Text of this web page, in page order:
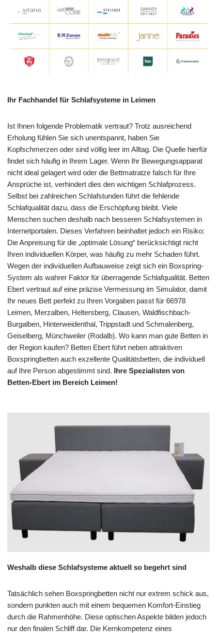
Ihr Fachhandel für Schlafsysteme in Leimen
Ist Ihnen folgende Problematik vertraut? Trotz ausreichend
Erholung fühlen Sie sich unentspannt, haben Sie
Kopfschmerzen oder sind völlig leer im Alltag. Die Quelle hierfür
findet sich häufig in Ihrem Lager. Wenn Ihr Bewegungsapparat
nicht ideal gelagert wird oder die Bettmatratze falsch für Ihre
Ansprüche ist, verhindert dies den wichtigen Schlafprozess.
Selbst bei zahlreichen Schlafstunden führt die fehlende
Schlafqualität dazu, dass die Erschöpfung bleibt. Viele
Menschen suchen deshalb nach besseren Schlafsystemen in
Internetportalen. Dieses Verfahren beinhaltet jedoch ein Risiko:
Die Anpreisung für die „optimale Lösung“ berücksichtigt nicht
Ihren individuellen Körper, was häufig zu mehr Schaden führt.
Wegen der individuellen Aufbauweise zeigt sich ein Boxspring-
System als wahrer Faktor für überragende Schlafqualität. Betten
Ebert vertraut auf eine präzise Vermessung im Simulator, damit
Ihr neues Bett perfekt zu Ihren Vorgaben passt für 66978
Leimen, Merzalben, Heltersberg, Clausen, Waldfischbach-
Burgalben, Hinterweidenthal, Trippstadt und Schmalenberg,
Geiselberg, Münchweiler (Rodalb). Wo kann man gute Betten in
der Region kaufen? Betten Ebert führt neben attraktiven
Boxspringbetten auch exzellente Qualitätsbetten, die individuell
auf Ihre Person abgestimmt sind. Ihre Spezialisten von
Betten-Ebert im Bereich Leimen!
Weshalb diese Schlafsysteme aktuell so begehrt sind
Tatsächlich sehen Boxspringbetten nicht nur extrem schick aus,
sondern punkten auch mit einem bequemen Komfort-Einstieg
durch die Rahmenhöhe. Diese optischen Aspekte bilden jedoch
nur den finalen Schliff dar. Die Kernkompetenz eines